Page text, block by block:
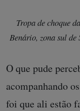
Tropa de choque
Benário, zona sul de
O que pude
acompanhando
foi que ali estão